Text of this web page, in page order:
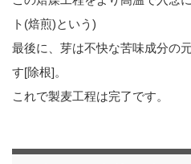
ト(焙煎)という)
最後に、芽は不快な苦味成分の
す[除根]。
これで製麦工程は完了です。